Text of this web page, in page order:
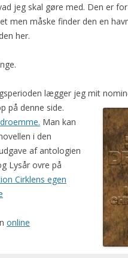
jeg skal gøre med. Den er
men måske finder den en
her.
lægger jeg mit
på denne side.
Man kan
i den
af antologien
Lysår ovre på
Cirklens egen
online